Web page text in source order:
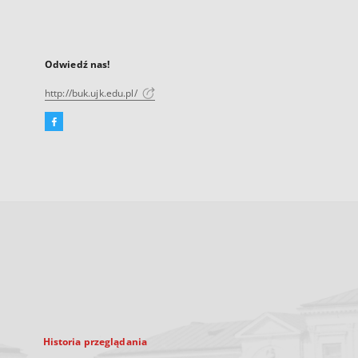
Odwiedź nas!
http://buk.ujk.edu.pl/
Facebook
Historia przeglądania